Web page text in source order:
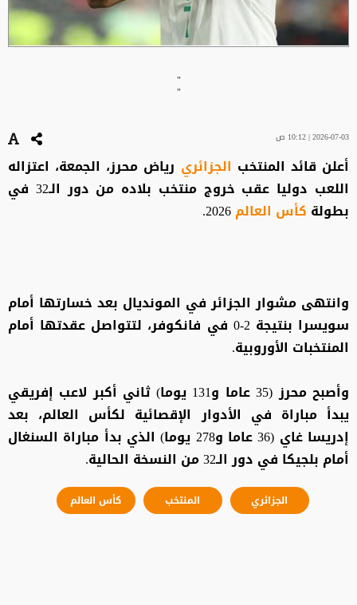
"
"
2026-07-03 | 10:12 ص
أعلن قائد المنتخب الجزائري رياض محرز، الجمعة، اعتزاله
اللعب دوليا عقب خروج منتخب بلاده من دور الـ32 في
بطولة كأس العالم2026.
وانتهى مشوار الجزائر في المونديال بعد خسارتها أمام
سويسرا بنتيجة 2-0 في فانكوفر، لتتواصل عقدتها أمام
المنتخبات الأوروبية.
وأصبح محرز (35 عاما و131 يوما) ثاني أكبر لاعب إفريقي
يبدأ مباراة في الأدوار الإقصائية لكأس العالم، بعد
إدريسا غاي (36 عاما و278 يوما) الذي بدأ مباراة السنغال
أمام بلجيكا في دور الـ32 من النسخة الحالية.
الجزائري المنتخب كأس العالم